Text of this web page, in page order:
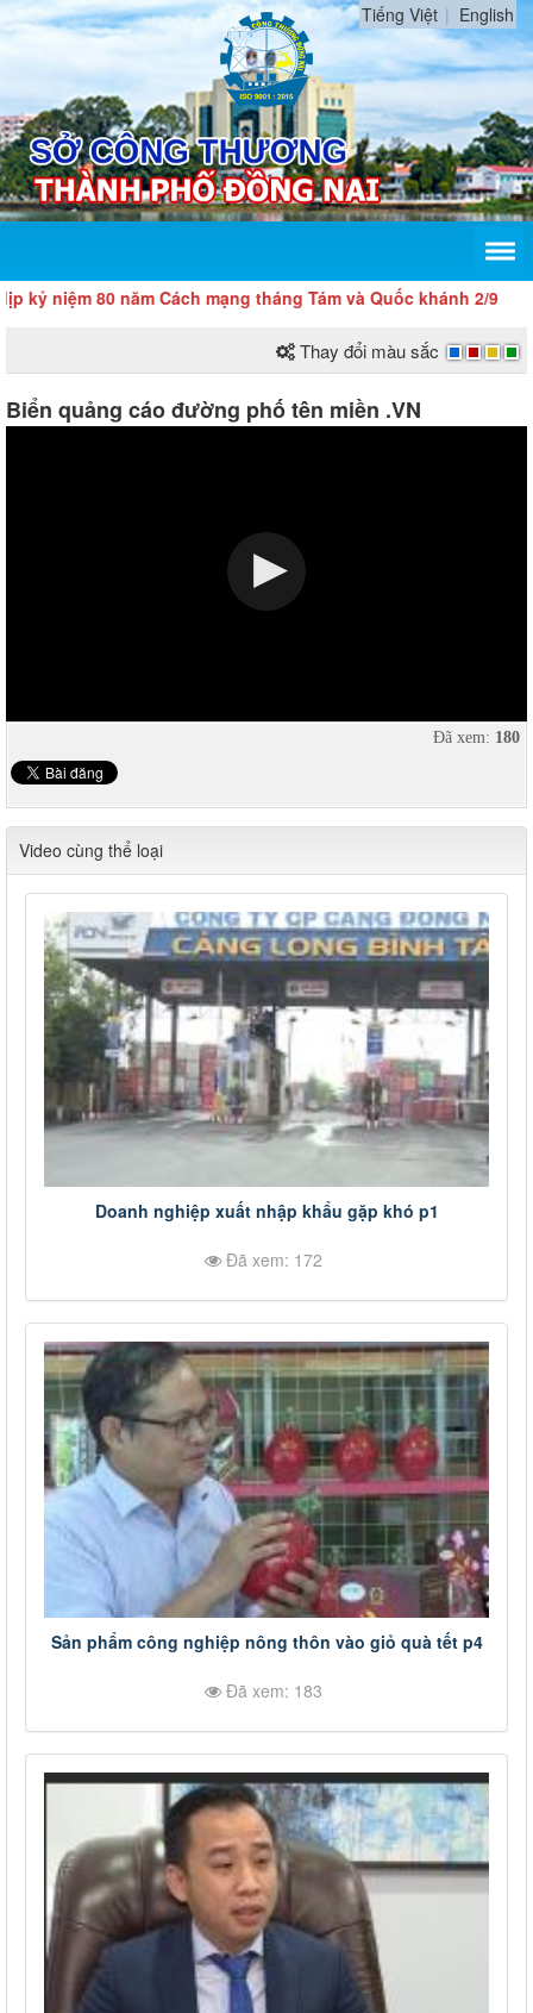
Tiếng Việt English
80 năm Cách mạng tháng Tám và Quốc khánh 2/9
Thay đổi màu sắc
Biển quảng cáo đường phố tên miền .VN
Đã xem: 180
Video cùng thể loại
Doanh nghiệp xuất nhập khẩu gặp khó p1
Đã xem: 172
Sản phẩm công nghiệp nông thôn vào giỏ quà tết p4
Đã xem: 183